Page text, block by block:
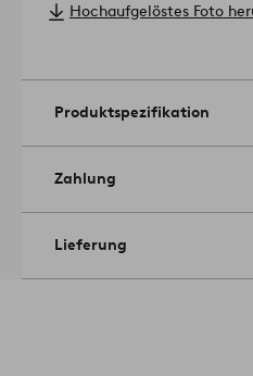
Pflegehinweis: Feucht
Hochaufgelöstes Foto
Produktspezifikation
Zahlung
Lieferung